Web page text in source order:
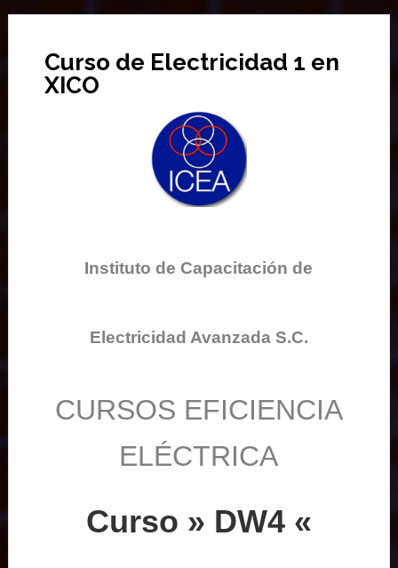
Curso de Electricidad 1 en
XICO
Instituto de Capacitación de
Electricidad Avanzada S.C.
CURSOS EFICIENCIA
ELÉCTRICA
Curso » DW4 «